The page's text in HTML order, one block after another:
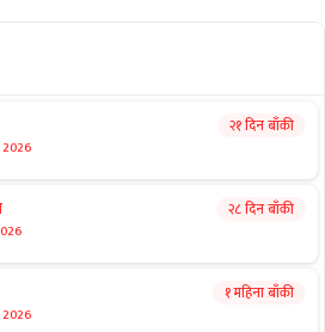
२१ दिन बाँकी
२८ दिन बाँकी
2026
१ महिना बाँकी